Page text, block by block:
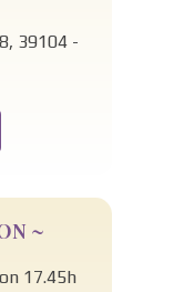
39104 -
~
17.45h